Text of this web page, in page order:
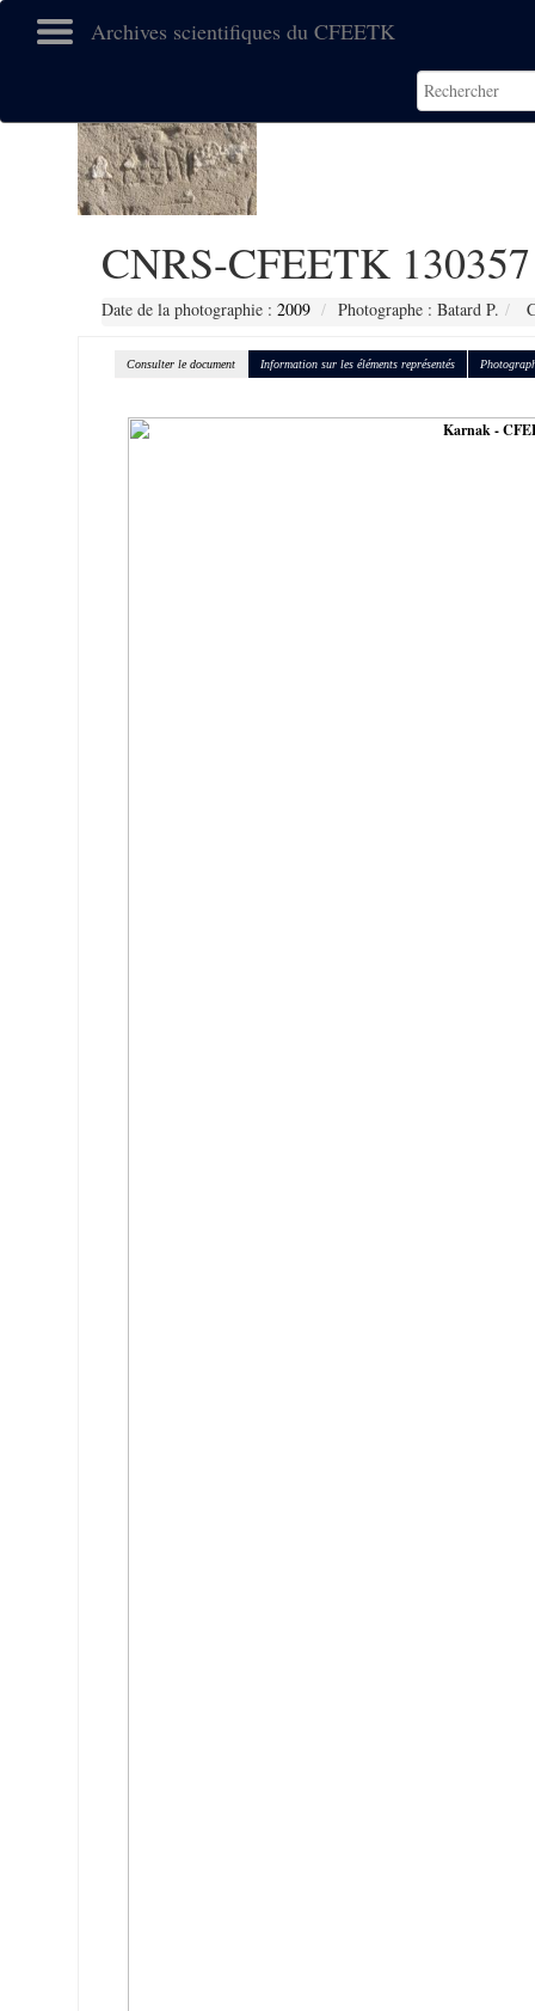
Archives scientifiques du CFEETK
CNRS-CFEETK 130357
Date de la photographie : 2009 Photographe : Batard P.
Consulter le document Information sur les éléments représentés